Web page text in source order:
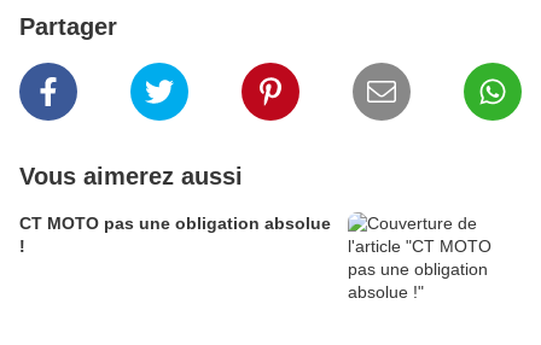
Partager
Vous aimerez aussi
CT MOTO pas une obligation absolue
!